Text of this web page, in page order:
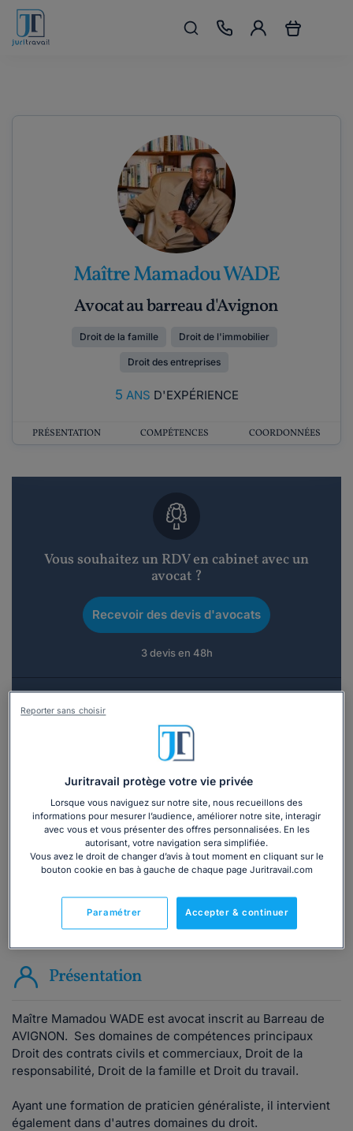
Maître Mamadou WADE
Avocat au barreau d'Avignon
Droit de la famille Droit de l'immobilier
Droit des entreprises
5 ANS D'EXPÉRIENCE
PRÉSENTATION COMPÉTENCES COORDONNÉES
Vous souhaitez un RDV en cabinet avec un
avocat ?
Recevoir des devis d'avocats
3 devis en 48h
Vous souhaitez une consultation par
téléphone ?
Consulter immédiatement
ou appelez le01 75 75 42 33(8h à 21h du lundi au
vendredi)
Vous êtes avocat ?
Présentation
Maître Mamadou WADE est avocat inscrit au Barreau de
AVIGNON. Ses domaines de compétences principaux
Droit des contrats civils et commerciaux, Droit de la
responsabilité, Droit de la famille et Droit du travail.
Ayant une formation de praticien généraliste, il intervient
également dans d'autres domaines du droit.
Juritravail protège votre vie privée
Lorsque vous naviguez sur notre site, nous recueillons des
informations pour mesurer l’audience, améliorer notre site, interagir
avec vous et vous présenter des offres personnalisées. En les
autorisant, votre navigation sera simplifiée.
Vous avez le droit de changer d’avis à tout moment en cliquant sur le
bouton cookie en bas à gauche de chaque page Juritravail.com
Accepter & continuer
Paramétrer
Reporter sans choisir